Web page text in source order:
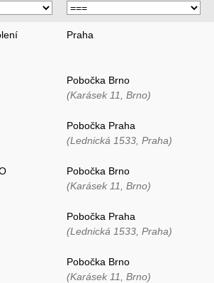
Praha
Pobočka Brno
(Karásek 11, Brno)
Pobočka Praha
(Lednická 1533, Praha)
Pobočka Brno
(Karásek 11, Brno)
Pobočka Praha
(Lednická 1533, Praha)
Pobočka Brno
(Karásek 11, Brno)